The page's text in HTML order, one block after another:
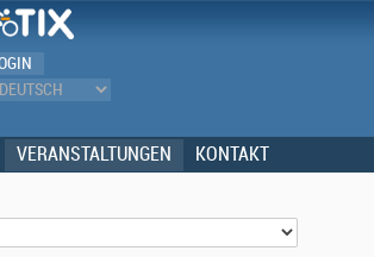
VERANSTALTUNGEN KONTAKT